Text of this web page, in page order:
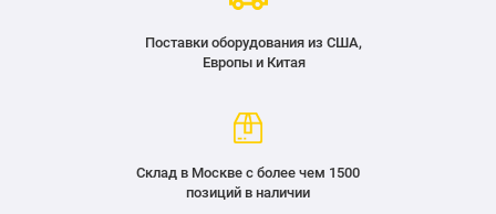
Поставки оборудования из США,
Европы и Китая
Склад в Москве с более чем 1500
позиций в наличии